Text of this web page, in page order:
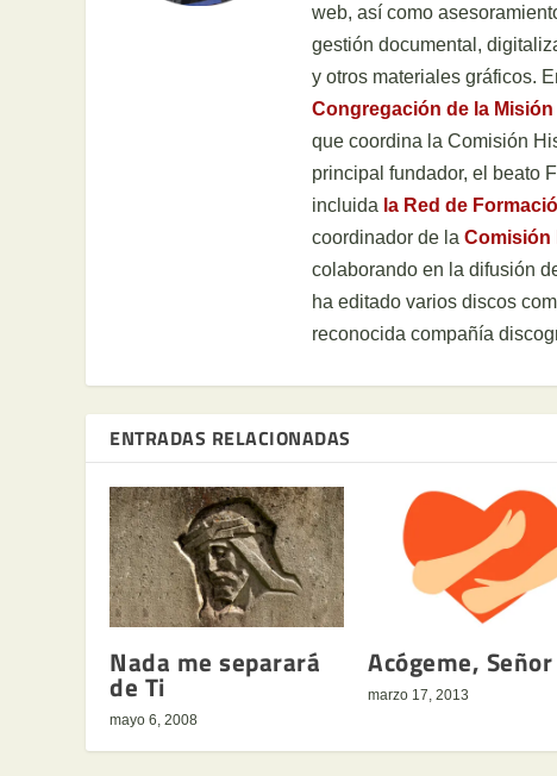
web, así como
gestión documental,
y otros materiales gráficos.
Congregación de la Misión
que coordina la Comisión
principal fundador, el beato
incluida la Red de
coordinador de la Comisión
colaborando en la difusión
ha editado varios discos
reconocida compañía
ENTRADAS RELACIONADAS
Nada me separará
de Ti
mayo 6, 2008
Acógeme, Señor
marzo 17, 2013